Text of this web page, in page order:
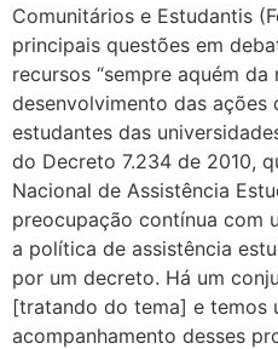
Comunitários e Estudantis
principais questões em
recursos “sempre aquém da
desenvolvimento das ações
estudantes das
do Decreto 7.234 de 2010,
Nacional de Assistência
preocupação contínua com
a política de assistência
por um decreto. Há um
[tratando do tema] e temos
acompanhamento desses